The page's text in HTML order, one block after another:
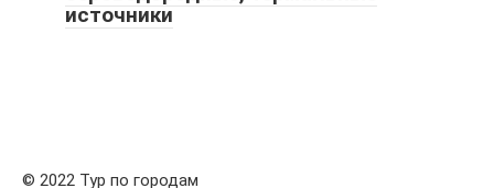
источники
© 2022 Тур по городам